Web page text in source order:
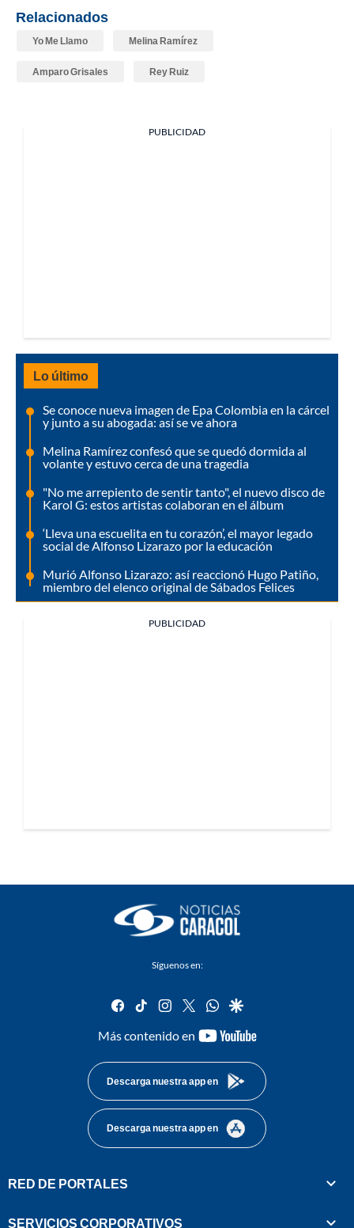
Relacionados
Yo Me Llamo Melina Ramírez
Amparo Grisales Rey Ruiz
PUBLICIDAD
Lo último
Se conoce nueva imagen de Epa Colombia en la cárcel
y junto a su abogada: así se ve ahora
Melina Ramírez confesó que se quedó dormida al
volante y estuvo cerca de una tragedia
"No me arrepiento de sentir tanto", el nuevo disco de
Karol G: estos artistas colaboran en el álbum
‘Lleva una escuelita en tu corazón’, el mayor legado
social de Alfonso Lizarazo por la educación
Murió Alfonso Lizarazo: así reaccionó Hugo Patiño,
miembro del elenco original de Sábados Felices
PUBLICIDAD
Síguenos en:
facebook
tiktok instagram
twitterwhatsapp
google
Más contenido en
youtube-
Descarga nuestra app en
Descarga nuestra app en
RED DE PORTALES
SERVICIOS CORPORATIVOS